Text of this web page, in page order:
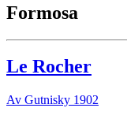
Formosa
Le Rocher
Av Gutnisky 1902